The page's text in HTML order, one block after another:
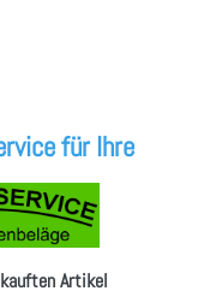
für Ihre
Artikel